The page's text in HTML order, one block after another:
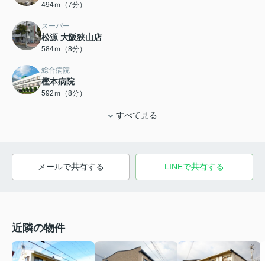
494ｍ（7分）
スーパー
松源 大阪狭山店
584ｍ（8分）
総合病院
樫本病院
592ｍ（8分）
すべて見る
メールで共有する LINEで共有する
近隣の物件